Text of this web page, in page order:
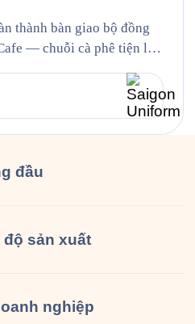
thành bàn giao bộ đồng
— chuỗi cà phê tiện lợi
với thói quen “dừng lại tí
ngày. Bộ đồng phục gồm
đầu
độ sản xuất
nghiệp